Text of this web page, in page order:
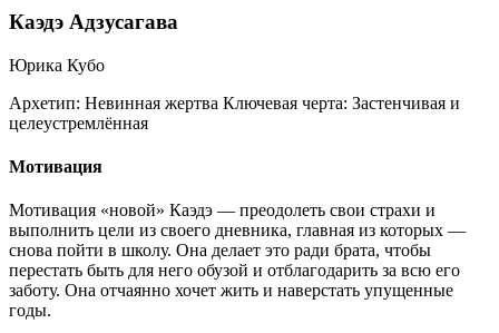
Каэдэ Адзусагава
Юрика Кубо
Архетип: Невинная жертва Ключевая черта: Застенчивая и
целеустремлённая
Мотивация
Мотивация «новой» Каэдэ — преодолеть свои страхи и
выполнить цели из своего дневника, главная из которых —
снова пойти в школу. Она делает это ради брата, чтобы
перестать быть для него обузой и отблагодарить за всю его
заботу. Она отчаянно хочет жить и наверстать упущенные
годы.